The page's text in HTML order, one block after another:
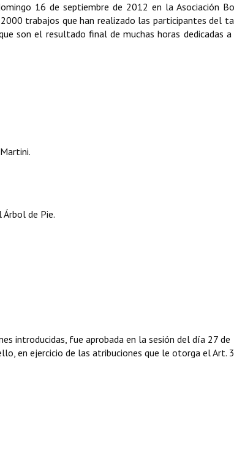
16 de septiembre de 2012 en la Asociación
trabajos que han realizado las participantes del
son el resultado final de muchas horas dedicadas a
.
Árbol de Pie.
introducidas, fue aprobada en la sesión del día 27 de
en ejercicio de las atribuciones que le otorga el Art.